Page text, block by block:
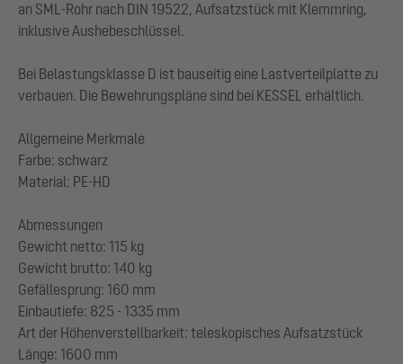
an SML-Rohr nach DIN 19522, Aufsatzstück mit Klemmring,
inklusive Aushebeschlüssel.
Bei Belastungsklasse D ist bauseitig eine Lastverteilplatte zu
verbauen. Die Bewehrungspläne sind bei KESSEL erhältlich.
Allgemeine Merkmale
Farbe: schwarz
Material: PE-HD
Abmessungen
Gewicht netto: 115 kg
Gewicht brutto: 140 kg
Gefällesprung: 160 mm
Einbautiefe: 825 - 1335 mm
Art der Höhenverstellbarkeit: teleskopisches Aufsatzstück
Länge: 1600 mm